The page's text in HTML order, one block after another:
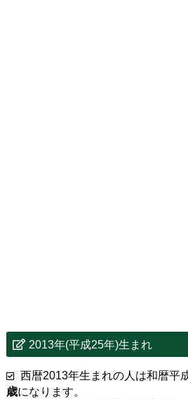
2013年(平成25年)生まれ
西暦2013年生まれの人は和暦平
歳になります。